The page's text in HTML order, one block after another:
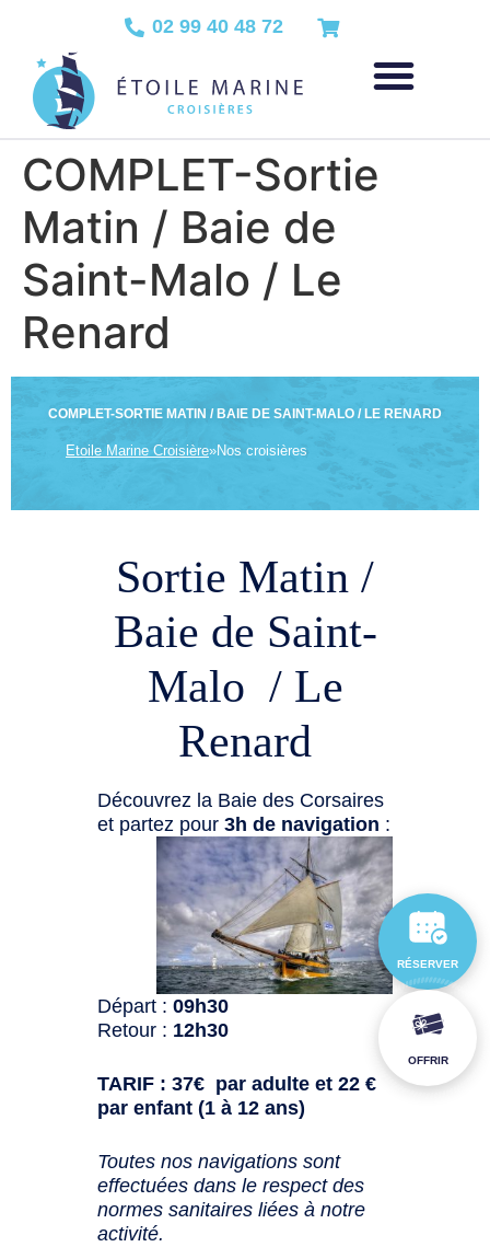
02 99 40 48 72
COMPLET-Sortie
Matin / Baie de
Saint-Malo / Le
Renard
COMPLET-SORTIE MATIN / BAIE DE SAINT-MALO / LE RENARD
Etoile Marine Croisière»Nos croisières
Sortie Matin /
Baie de Saint-
Malo / Le
Renard
Découvrez la Baie des Corsaires
et partez pour3h de navigation :
Départ :09h30
Retour : 12h30
TARIF : 37€ par adulte et 22 €
par enfant (1 à 12 ans)
Toutes nos navigations sont
effectuées dans le respect des
normes sanitaires liées à notre
activité.
RÉSERVER
OFFRIR